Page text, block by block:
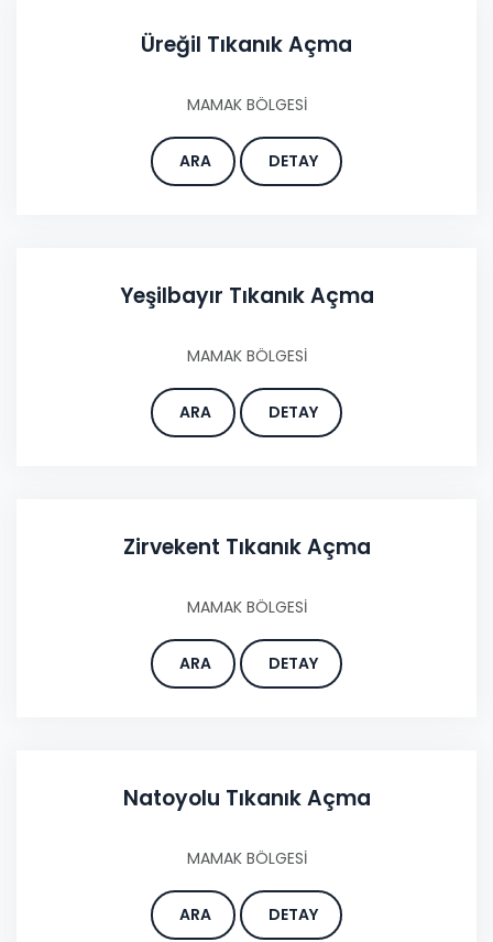
Üreğil Tıkanık Açma
MAMAK BÖLGESİ
ARA DETAY
Yeşilbayır Tıkanık Açma
MAMAK BÖLGESİ
ARA DETAY
Zirvekent Tıkanık Açma
MAMAK BÖLGESİ
ARA DETAY
Natoyolu Tıkanık Açma
MAMAK BÖLGESİ
ARA DETAY